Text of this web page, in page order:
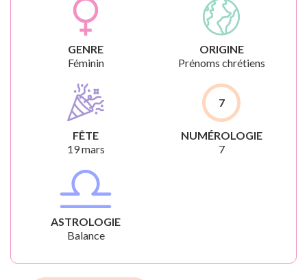
GENRE
Féminin
ORIGINE
Prénoms chrétiens
FÊTE
19 mars
7
NUMÉROLOGIE
7
ASTROLOGIE
Balance